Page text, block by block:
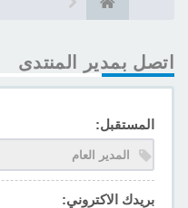
اتصل بمدير المنتدى
المستقبل:
بريدك الاكتروني: